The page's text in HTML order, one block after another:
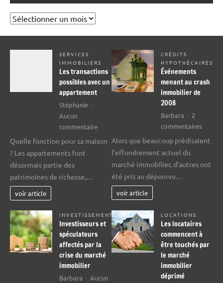
Archives
SERVICES
IMMOBILIERS
Les transactions
possibles avec un
appartement
Stéphanie
Aucun
commentairesur
transactions
appartement
Quelle fonction pour sa maison
? Les appartements font
désormais partie des
patrimoines de richesse,…
voir article
CRÉDITS
HYPOTHÉCAIRES
Événements
menant au crash
immobilier de
2008
Barbara
2
commentaires
crash
Alors que beaucoup prédisaient
l’effondrement actuel du
marché immobilier, d’autres ont
été pris au dépourvu…
voir article
INVESTISSEMENT
Investisseurs et
spéculateurs
affectés par la
crise du marché
immobilier
Barbara
Aucun
LOCATIONS
Les locataires
commencent à
être touchés par
le marché
immobilier
déprimé